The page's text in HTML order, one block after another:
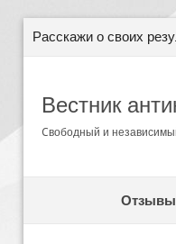
Расскажи о своих
Вестник
Cвободный и
Отзывы